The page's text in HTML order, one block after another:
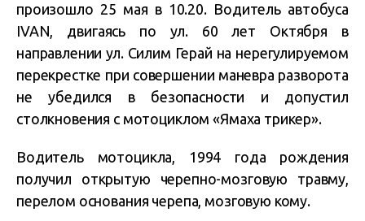
произошло 25 мая в 10.20. Водитель автобуса
IVAN, двигаясь по ул. 60 лет Октября в
направлении ул. Силим Герай на нерегулируемом
перекрестке при совершении маневра разворота
не убедился в безопасности и допустил
столкновения с мотоциклом «Ямаха трикер».
Водитель мотоцикла, 1994 года рождения
получил открытую черепно-мозговую травму,
перелом основания черепа, мозговую кому.